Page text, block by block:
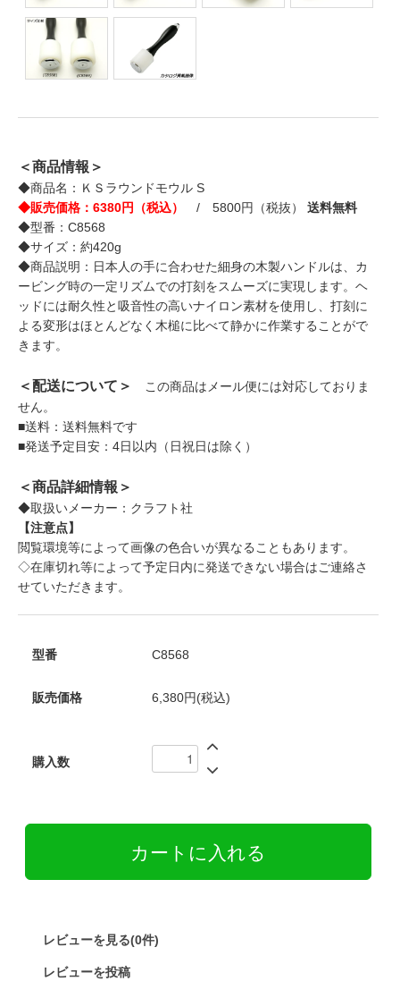
＜商品情報＞
◆商品名：ＫＳラウンドモウル S
◆販売価格：6380円（税込）
/ 5800円（税抜） 送料無料
◆型番：C8568
◆サイズ：約420g
◆商品説明：日本人の手に合わせた細身の木製ハンドルは、カ
ービング時の一定リズムでの打刻をスムーズに実現します。ヘ
ッドには耐久性と吸音性の高いナイロン素材を使用し、打刻に
よる変形はほとんどなく木槌に比べて静かに作業することがで
きます。
＜配送について＞
この商品はメール便には対応しておりま
せん。
■送料：送料無料です
■発送予定目安：4日以内（日祝日は除く）
＜商品詳細情報＞
◆取扱いメーカー：クラフト社
【注意点】
閲覧環境等によって画像の色合いが異なることもあります。
◇在庫切れ等によって予定日内に発送できない場合はご連絡さ
せていただきます。
型番 C8568
販売価格 6,380円(税込)
購入数
レビューを見る(0件)
レビューを投稿